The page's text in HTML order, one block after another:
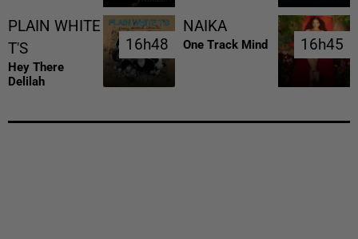
PLAIN WHITE
T'S
Hey There
Delilah
16h48
16h48
NAIKA
One Track Mind 16h45
16h45